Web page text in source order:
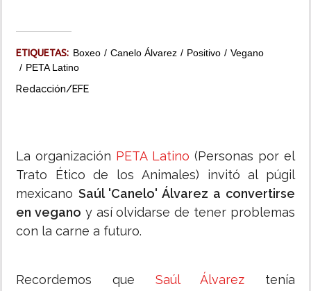
ETIQUETAS: Boxeo Canelo Álvarez Positivo
Vegano
PETA Latino
Redacción/EFE
La organización PETA Latino (Personas por el
Trato Ético de los Animales) invitó al púgil
mexicano Saúl 'Canelo' Álvarez a convertirse
en vegano y así olvidarse de tener problemas
con la carne a futuro.
Recordemos que Saúl Álvarez tenía